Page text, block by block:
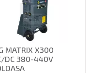
MATRIX X300
DC 380-440V